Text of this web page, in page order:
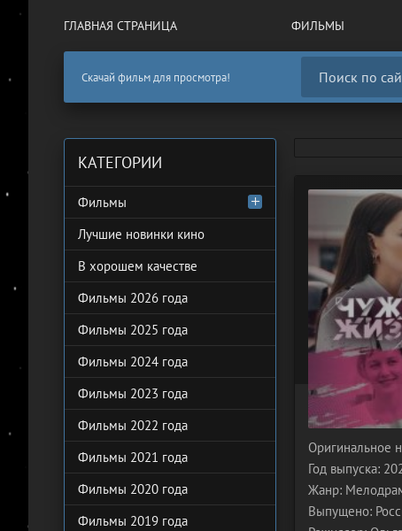
ГЛАВНАЯ СТРАНИЦА ФИЛЬМЫ
Скачай фильм для просмотра!
Оригинальное
Год выпуска:
Жанр:
Выпущено:
КАТЕГОРИИ
Фильмы
Лучшие новинки кино
В хорошем качестве
Фильмы 2026 года
Фильмы 2025 года
Фильмы 2024 года
Фильмы 2023 года
Фильмы 2022 года
Фильмы 2021 года
Фильмы 2020 года
Фильмы 2019 года